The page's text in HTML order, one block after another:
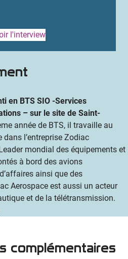
l'interview
en BTS SIO -Services
– sur le site de Saint-
année de BTS, il travaille au
l’entreprise Zodiac
mondial des équipements et
à bord des avions
ainsi que des
Aerospace est aussi un acteur
et de la télétransmission.
complémentaires